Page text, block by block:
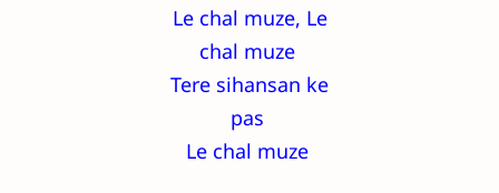
Le chal muze, Le
chal muze
Tere sihansan ke
pas
Le chal muze